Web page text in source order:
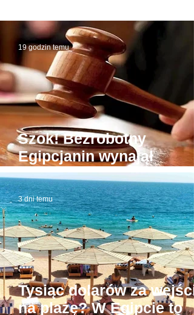
Szok! Bezrobotny
Egipcjanin wynajął
budynek sądu. W
roboty todze wyłudzał
łapówki od naiwnych
19 godzin temu
Tysiąc dolarów za
na plażę? W Egipcie to
3 dni temu